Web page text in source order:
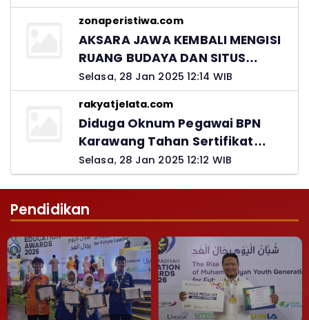
Kadis PUPR Harus Bertanggung
Jawab
zonaperistiwa.com
AKSARA JAWA KEMBALI MENGISI
RUANG BUDAYA DAN SITUS
LELUHUR NUSANTARA
Selasa, 28 Jan 2025 12:14 WIB
rakyatjelata.com
Diduga Oknum Pegawai BPN
Karawang Tahan Sertifikat
Pemohon PTSL
Selasa, 28 Jan 2025 12:12 WIB
Pendidikan